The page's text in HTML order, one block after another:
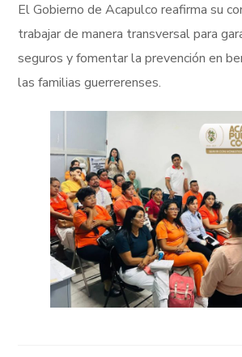
El Gobierno de Acapulco reafirma su
trabajar de manera transversal para
seguros y fomentar la prevención en
las familias guerrerenses.